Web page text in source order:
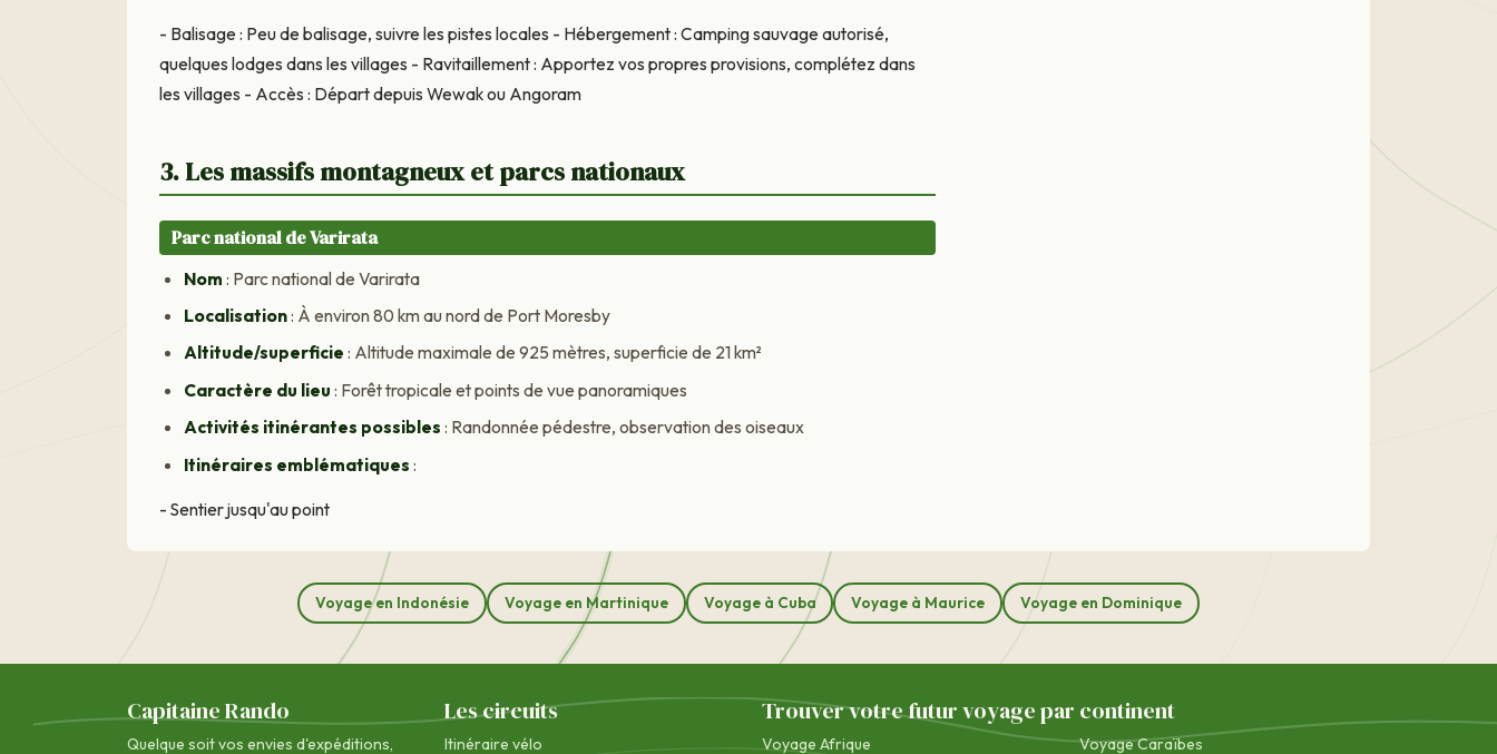
- Balisage : Peu de balisage, suivre les pistes locales - Hébergement : Camping sauvage autorisé,
quelques lodges dans les villages - Ravitaillement : Apportez vos propres provisions, complétez dans
les villages - Accès : Départ depuis Wewak ou Angoram
3. Les massifs montagneux et parcs nationaux
Parc national de Varirata
Nom : Parc national de Varirata
Localisation: À environ 80 km au nord de Port Moresby
Altitude/superficie : Altitude maximale de 925 mètres, superficie de 21 km²
Caractère du lieu : Forêt tropicale et points de vue panoramiques
Activités itinérantes possibles : Randonnée pédestre, observation des oiseaux
Itinéraires emblématiques :
- Sentier jusqu'au point
Voyage en Indonésie Voyage en Martinique Voyage à Cuba Voyage à Maurice Voyage en Dominique
Capitaine Rando
Quelque soit vos envies d'expéditions,
Les circuits
Itinéraire vélo
Trouver votre futur voyage par continent
Voyage Afrique Voyage Caraïbes